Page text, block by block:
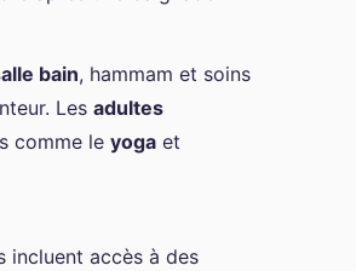
bain, hammam et soins
Les adultes
comme le yoga et
incluent accès à des